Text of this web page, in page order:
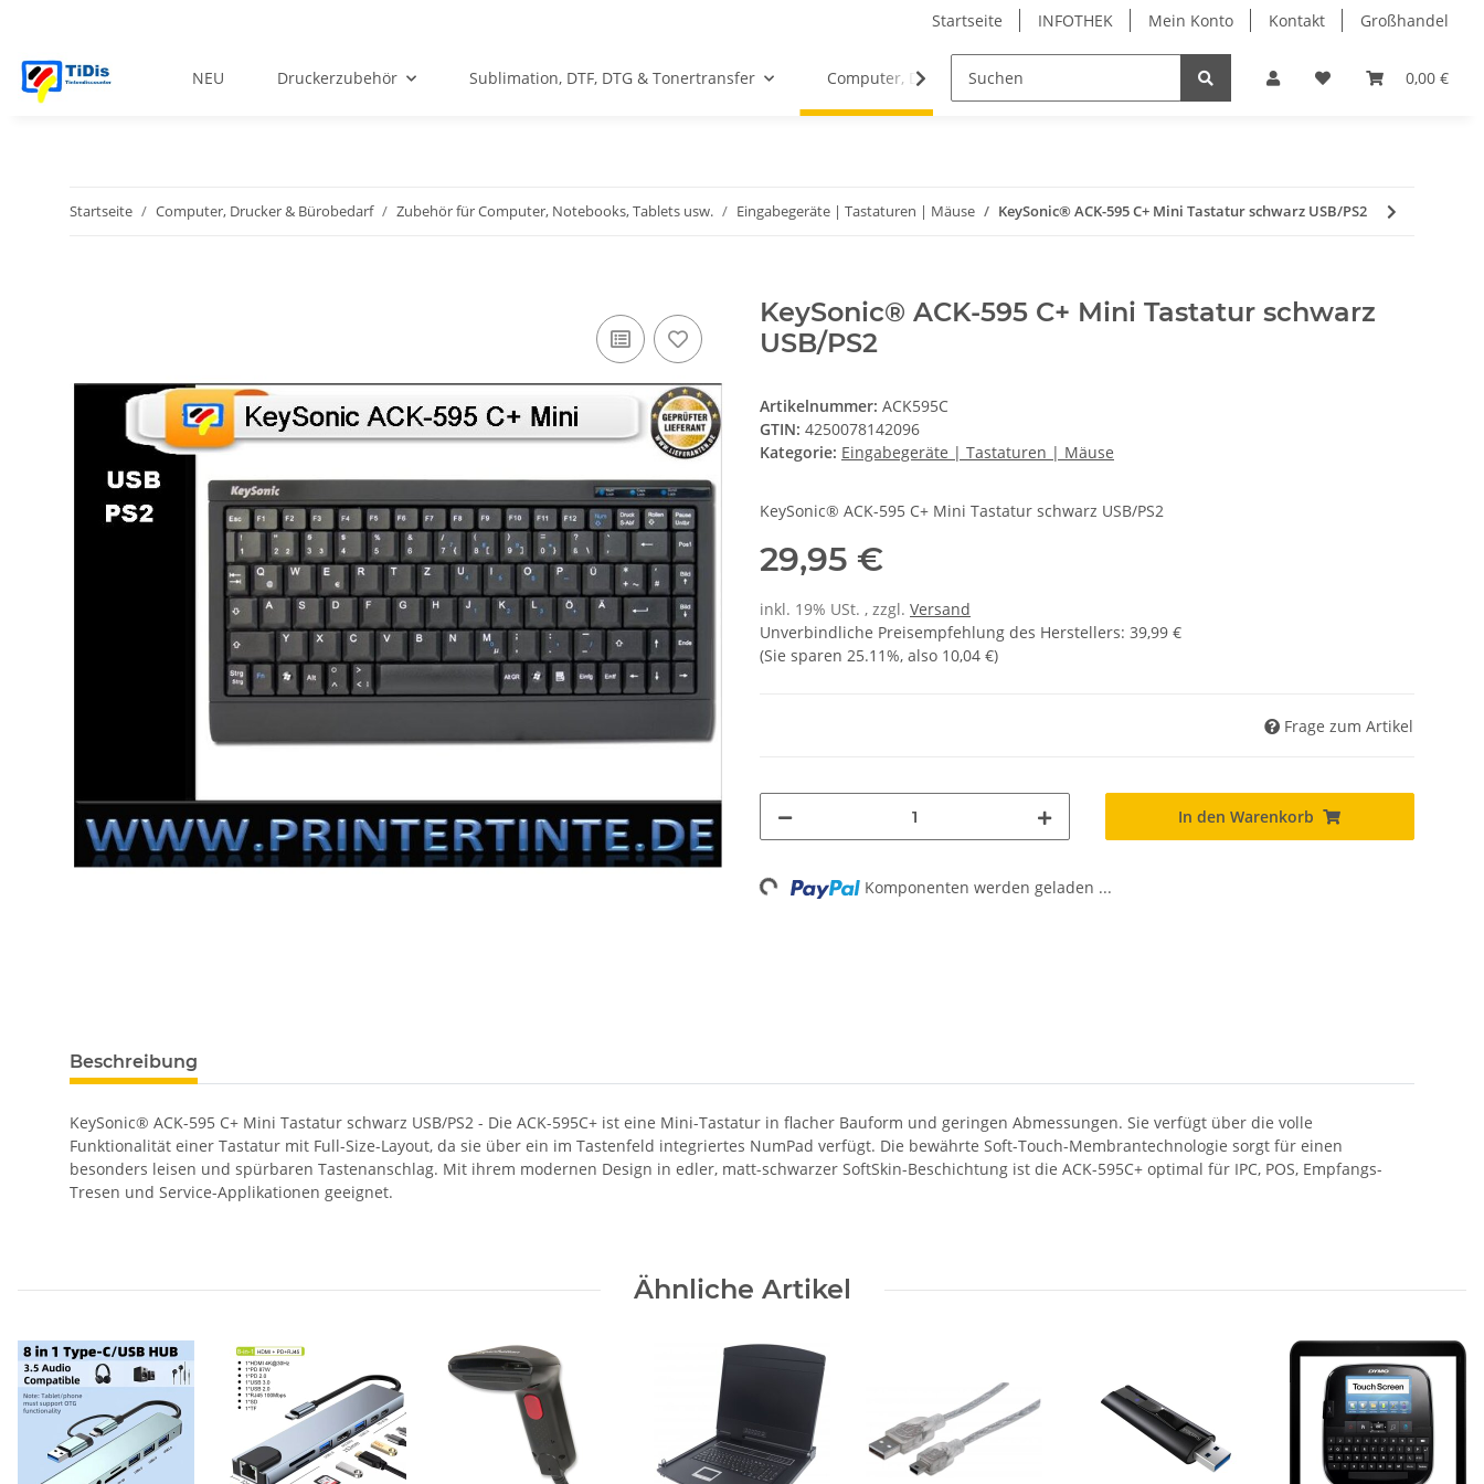
Startseite INFOTHEK Mein Konto Kontakt Großhandel
0,00 €
NEU Druckerzubehör Sublimation, DTF, DTG & Tonertransfer Computer, Drucker & Bürobedarf PVC Kartendrucker & Zubehör TiDis
Startseite Computer, Drucker & Bürobedarf Zubehör für Computer, Notebooks, Tablets usw. Eingabegeräte | Tastaturen | Mäuse KeySonic® ACK-595 C+ Mini Tastatur schwarz USB/PS2
KeySonic® ACK-595 C+ Mini Tastatur schwarz
USB/PS2
Artikelnummer: ACK595C
GTIN: 4250078142096
Kategorie: Eingabegeräte | Tastaturen | Mäuse
KeySonic® ACK-595 C+ Mini Tastatur schwarz USB/PS2
29,95 €
inkl. 19% USt. , zzgl. Versand
Unverbindliche Preisempfehlung des Herstellers: 39,99 €
(Sie sparen 25.11%, also 10,04 €)
Frage zum Artikel
In den Warenkorb
Loading... Komponenten werden geladen ...
Beschreibung
KeySonic® ACK-595 C+ Mini Tastatur schwarz USB/PS2 - Die ACK-595C+ ist eine Mini-Tastatur in flacher Bauform und geringen Abmessungen. Sie verfügt über die volle
Funktionalität einer Tastatur mit Full-Size-Layout, da sie über ein im Tastenfeld integriertes NumPad verfügt. Die bewährte Soft-Touch-Membrantechnologie sorgt für einen
besonders leisen und spürbaren Tastenanschlag. Mit ihrem modernen Design in edler, matt-schwarzer SoftSkin-Beschichtung ist die ACK-595C+ optimal für IPC, POS, Empfangs-
Tresen und Service-Applikationen geeignet.
Ähnliche Artikel